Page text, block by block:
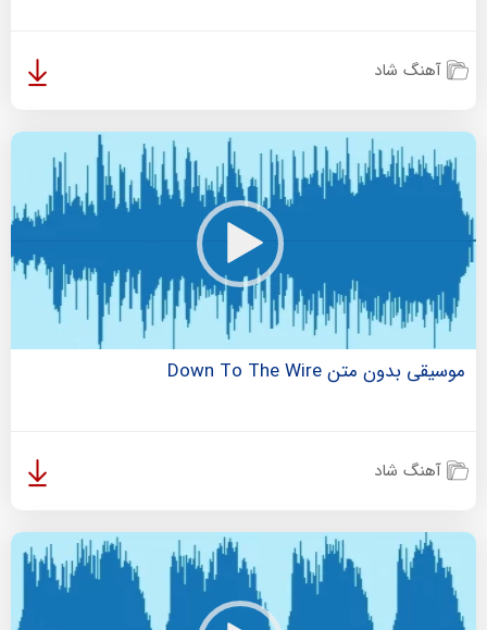
آهنگ شاد
موسیقی بدون متن Down To The Wire
آهنگ شاد